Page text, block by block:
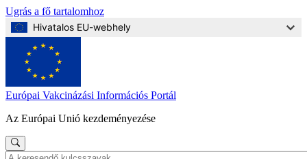
Ugrás a fő tartalomhoz
Hivatalos EU-webhely
Európai Vakcinázási Információs Portál
Az Európai Unió kezdeményezése